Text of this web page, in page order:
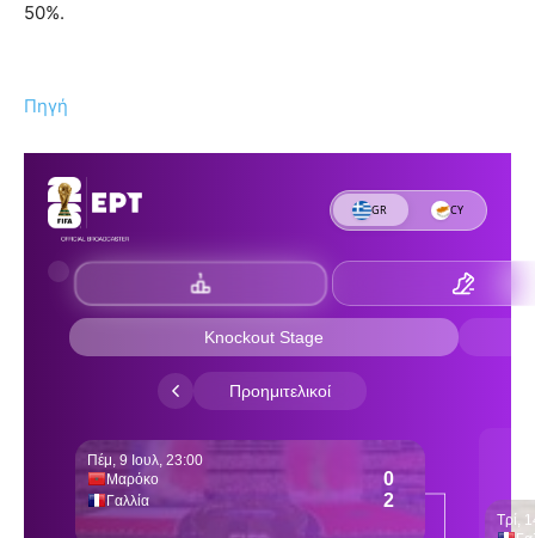
50%.
Πηγή